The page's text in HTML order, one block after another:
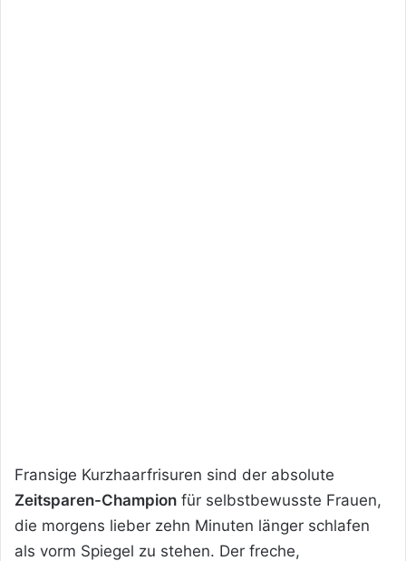
Fransige Kurzhaarfrisuren sind der absolute
Zeitsparen-Champion für selbstbewusste Frauen,
die morgens lieber zehn Minuten länger schlafen
als vorm Spiegel zu stehen. Der freche,